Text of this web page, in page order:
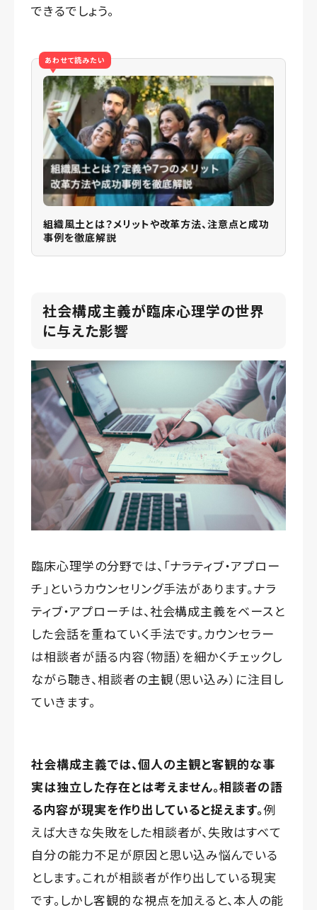
できるでしょう。
あわせて読みたい
組織風土とは？メリットや改革方法、注意点と成功
事例を徹底解説
社会構成主義が臨床心理学の世界
に与えた影響
臨床心理学の分野では、「ナラティブ・アプロー
チ」というカウンセリング手法があります。ナラ
ティブ・アプローチは、社会構成主義をベースと
した会話を重ねていく手法です。カウンセラー
は相談者が語る内容（物語）を細かくチェックし
ながら聴き、相談者の主観（思い込み）に注目し
ていきます。
社会構成主義では、個人の主観と客観的な事
実は独立した存在とは考えません。相談者の語
る内容が現実を作り出していると捉えます。例
えば大きな失敗をした相談者が、失敗はすべて
自分の能力不足が原因と思い込み悩んでいる
とします。これが相談者が作り出している現実
です。しかし客観的な視点を加えると、本人の能